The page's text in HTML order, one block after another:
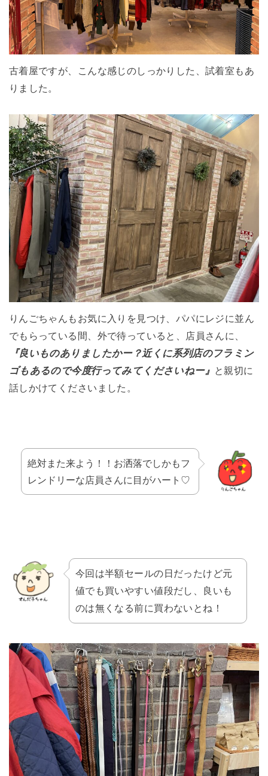
古着屋ですが、こんな感じのしっかりした、試着室もあ
りました。
りんごちゃんもお気に入りを見つけ、 パパにレジに並ん
でもらっている間、外で待っていると、店員さんに、
『良いものありましたかー？近くに系列店のフラミン
ゴもあるので今度行ってみてくださいねー』 と親切に
話しかけてくださいました。
絶対また来よう！！お洒落でしかもフ
レンドリーな店員さんに目がハート♡
今回は半額セールの日だったけど元
値でも買いやすい値段だし、良いも
のは無くなる前に買わないとね！